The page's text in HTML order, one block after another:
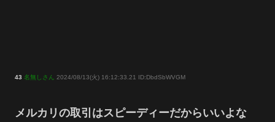
43 名無しさん 2024/08/13(火) 16:12:33.21 ID:DbdSbWVGM
メルカリの取引はスピーディーだからいいよな